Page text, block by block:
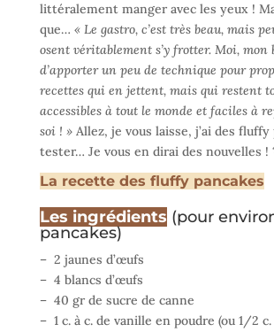
littéralement manger avec les yeux !
que… « Le gastro, c’est très beau, mais
osent véritablement s’y frotter. Moi, mon
d’apporter un peu de technique pour
recettes qui en jettent, mais qui restent
accessibles à tout le monde et faciles à
soi ! » Allez, je vous laisse, j’ai des fluffy
tester… Je vous en dirai des nouvelles !
La recette des fluffy pancakes
Les ingrédients (pour
pancakes)
– 2 jaunes d’œufs
– 4 blancs d’œufs
– 40 gr de sucre de canne
– 1 c. à c. de vanille en poudre (ou 1/2